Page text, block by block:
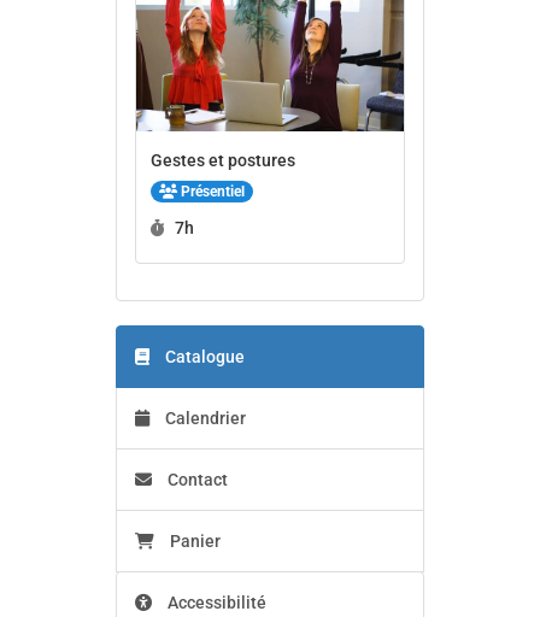
Gestes et postures
Présentiel
Durée :
7h
Catalogue
Calendrier
Contact
Panier
Accessibilité